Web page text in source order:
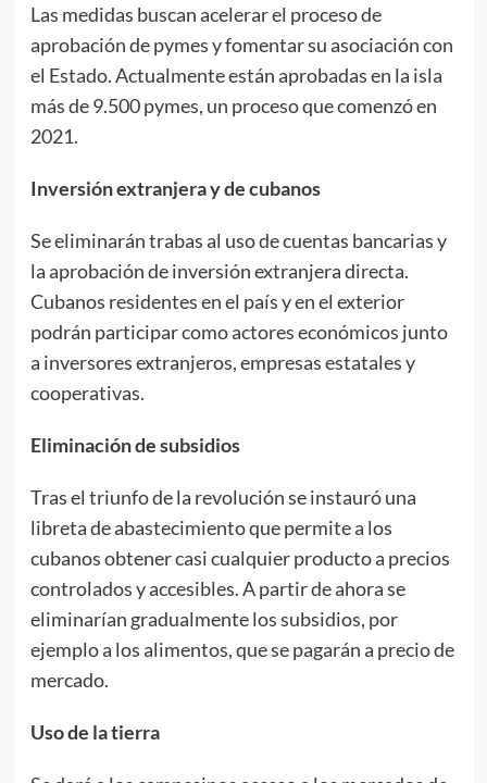
Las medidas buscan acelerar el proceso de
aprobación de pymes y fomentar su asociación con
el Estado. Actualmente están aprobadas en la isla
más de 9.500 pymes, un proceso que comenzó en
2021.
Inversión extranjera y de cubanos
Se eliminarán trabas al uso de cuentas bancarias y
la aprobación de inversión extranjera directa.
Cubanos residentes en el país y en el exterior
podrán participar como actores económicos junto
a inversores extranjeros, empresas estatales y
cooperativas.
Eliminación de subsidios
Tras el triunfo de la revolución se instauró una
libreta de abastecimiento que permite a los
cubanos obtener casi cualquier producto a precios
controlados y accesibles. A partir de ahora se
eliminarían gradualmente los subsidios, por
ejemplo a los alimentos, que se pagarán a precio de
mercado.
Uso de la tierra